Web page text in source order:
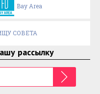
Bay Area
СОВЕТА
рассылку